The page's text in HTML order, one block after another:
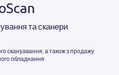
та сканери
скануавання, а також з продажу
обладнання